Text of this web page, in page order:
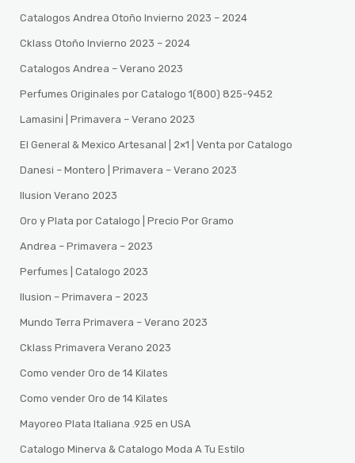
Catalogos Andrea Otoño Invierno 2023 – 2024
Cklass Otoño Invierno 2023 – 2024
Catalogos Andrea – Verano 2023
Perfumes Originales por Catalogo 1(800) 825-9452
Lamasini | Primavera – Verano 2023
El General & Mexico Artesanal | 2×1 | Venta por Catalogo
Danesi – Montero | Primavera – Verano 2023
Ilusion Verano 2023
Oro y Plata por Catalogo | Precio Por Gramo
Andrea – Primavera – 2023
Perfumes | Catalogo 2023
Ilusion – Primavera – 2023
Mundo Terra Primavera – Verano 2023
Cklass Primavera Verano 2023
Como vender Oro de 14 Kilates
Como vender Oro de 14 Kilates
Mayoreo Plata Italiana .925 en USA
Catalogo Minerva & Catalogo Moda A Tu Estilo